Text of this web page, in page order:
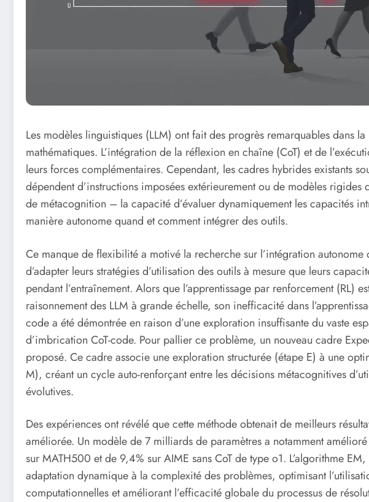
Les modèles linguistiques (LLM) ont fait des progrès remarquables dans
mathématiques. L’intégration de la réflexion en chaîne (CoT) et de
leurs forces complémentaires. Cependant, les cadres hybrides existants
dépendent d’instructions imposées extérieurement ou de modèles rigides
de métacognition – la capacité d’évaluer dynamiquement les capacités
manière autonome quand et comment intégrer des outils.
Ce manque de flexibilité a motivé la recherche sur l’intégration
d’adapter leurs stratégies d’utilisation des outils à mesure que leurs
pendant l’entraînement. Alors que l’apprentissage par renforcement (RL)
raisonnement des LLM à grande échelle, son inefficacité dans
code a été démontrée en raison d’une exploration insuffisante du vaste
d’imbrication CoT-code. Pour pallier ce problème, un nouveau cadre
proposé. Ce cadre associe une exploration structurée (étape E) à une
M), créant un cycle auto-renforçant entre les décisions métacognitives
évolutives.
Des expériences ont révélé que cette méthode obtenait de meilleurs
améliorée. Un modèle de 7 milliards de paramètres a notamment
sur MATH500 et de 9,4% sur AIME sans CoT de type o1. L’algorithme
adaptation dynamique à la complexité des problèmes, optimisant
computationnelles et améliorant l’efficacité globale du processus de